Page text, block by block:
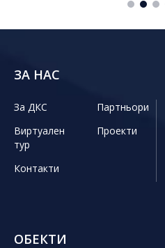
ЗА НАС
За ДКС
Партньори
Виртуален
тур
Проекти
Контакти
ОБЕКТИ